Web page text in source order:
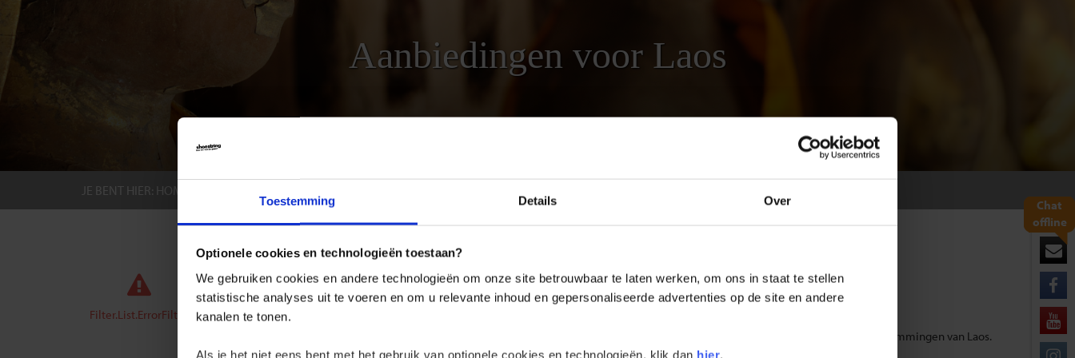
Toestemming Details Over
Optionele cookies en technologieën toestaan?
We gebruiken cookies en andere technologieën om onze site betrouwbaar te laten werken, om ons in staat te stellen
statistische analyses uit te voeren en om u relevante inhoud en gepersonaliseerde advertenties op de site en andere
kanalen te tonen.
Als je het niet eens bent met het gebruik van optionele cookies en technologieën, klik dan hier.
Chat
offline
Aanbiedingen voor Laos
JE BENT HIER: HOME
Filter.List.ErrorFilter
GROEPSREIZEN LANDINFORMATIE
Aanbieding Laos
Bij Shoestring kun je altijd terecht voor scherp geprijsde reizen naar de avontuurlijkste en meest fascinerende bestemmingen van Laos.
Bovendien hebben we met grote regelmaat aanbiedingen en last minute reizen met extra voordelige tarieven.